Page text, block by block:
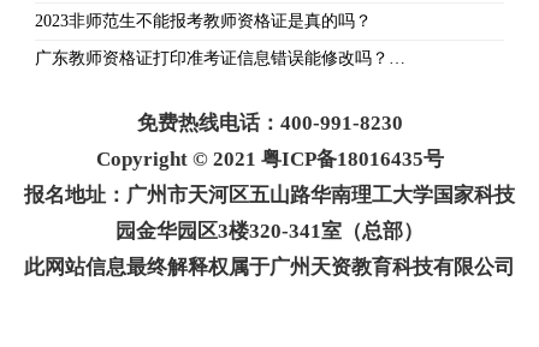
2023非师范生不能报考教师资格证是真的吗？
广东教师资格证打印准考证信息错误能修改吗？…
免费热线电话：400-991-8230
Copyright © 2021 粤ICP备18016435号
报名地址：广州市天河区五山路华南理工大学国家科技
园金华园区3楼320-341室（总部）
此网站信息最终解释权属于广州天资教育科技有限公司